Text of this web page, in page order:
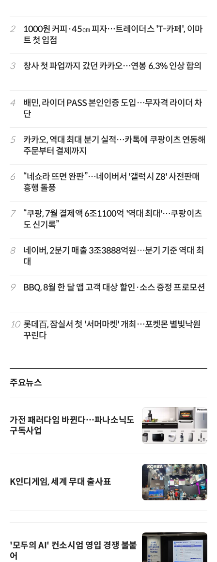
2
1000원 커피·45㎝ 피자…트레이더스 'T-카페', 이마
트 첫 입점
3 창사 첫 파업까지 갔던 카카오…연봉 6.3% 인상 합의
4
배민, 라이더 PASS 본인인증 도입…무자격 라이더 차
단
5
카카오, 역대 최대 분기 실적…카톡에 쿠팡이츠 연동해
주문부터 결제까지
6
“네쇼라 뜨면 완판”…네이버서 '갤럭시 Z8' 사전판매
흥행 돌풍
7
“쿠팡, 7월 결제액 6조1100억 '역대 최대'…쿠팡이츠
도 신기록”
8
네이버, 2분기 매출 3조3888억원…분기 기준 역대 최
대
9 BBQ, 8월 한 달 앱 고객 대상 할인·소스 증정 프로모션
10 롯데百, 잠실서 첫 '서머마켓' 개최…포켓몬 별빛낙원
꾸린다
주요뉴스
가전 패러다임 바뀐다…파나소닉도
구독사업
K인디게임, 세계 무대 출사표
'모두의 AI' 컨소시엄 영입 경쟁 불붙
어